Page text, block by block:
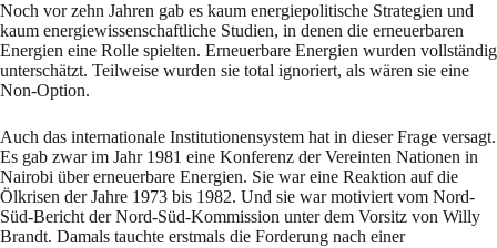
Noch vor zehn Jahren gab es kaum energiepolitische Strategien und
kaum energiewissenschaftliche Studien, in denen die erneuerbaren
Energien eine Rolle spielten. Erneuerbare Energien wurden vollständig
unterschätzt. Teilweise wurden sie total ignoriert, als wären sie eine
Non-Option.
Auch das internationale Institutionensystem hat in dieser Frage versagt.
Es gab zwar im Jahr 1981 eine Konferenz der Vereinten Nationen in
Nairobi über erneuerbare Energien. Sie war eine Reaktion auf die
Ölkrisen der Jahre 1973 bis 1982. Und sie war motiviert vom Nord-
Süd-Bericht der Nord-Süd-Kommission unter dem Vorsitz von Willy
Brandt. Damals tauchte erstmals die Forderung nach einer